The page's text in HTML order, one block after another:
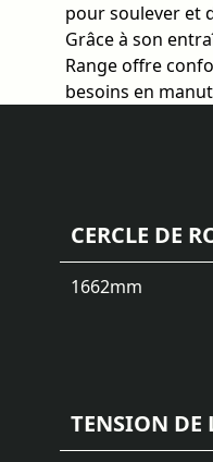
pour soulever et
Grâce à son
Range offre
besoins en
CERCLE DE
1662mm
TENSION DE